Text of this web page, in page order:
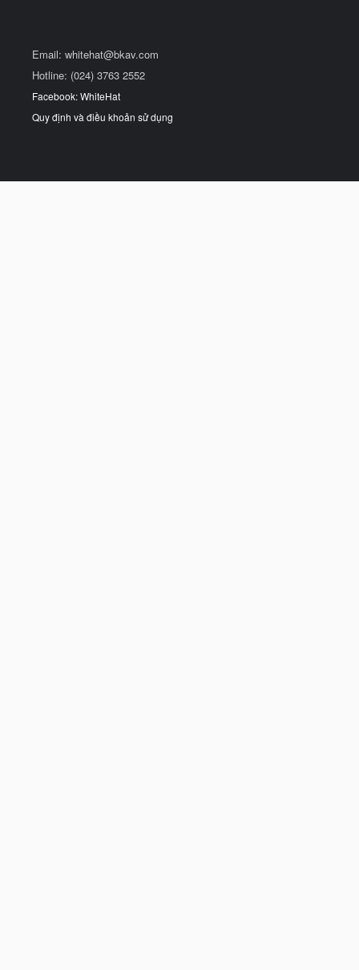
Email: whitehat@bkav.com
Hotline: (024) 3763 2552
Facebook: WhiteHat
Quy định và điều khoản sử dụng